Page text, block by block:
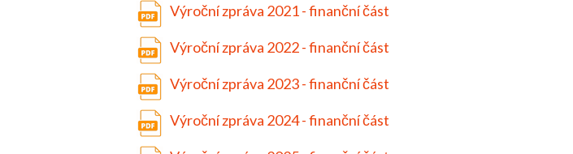
Výroční zpráva 2021 - finanční část
Výroční zpráva 2022 - finanční část
Výroční zpráva 2023 - finanční část
Výroční zpráva 2024 - finanční část